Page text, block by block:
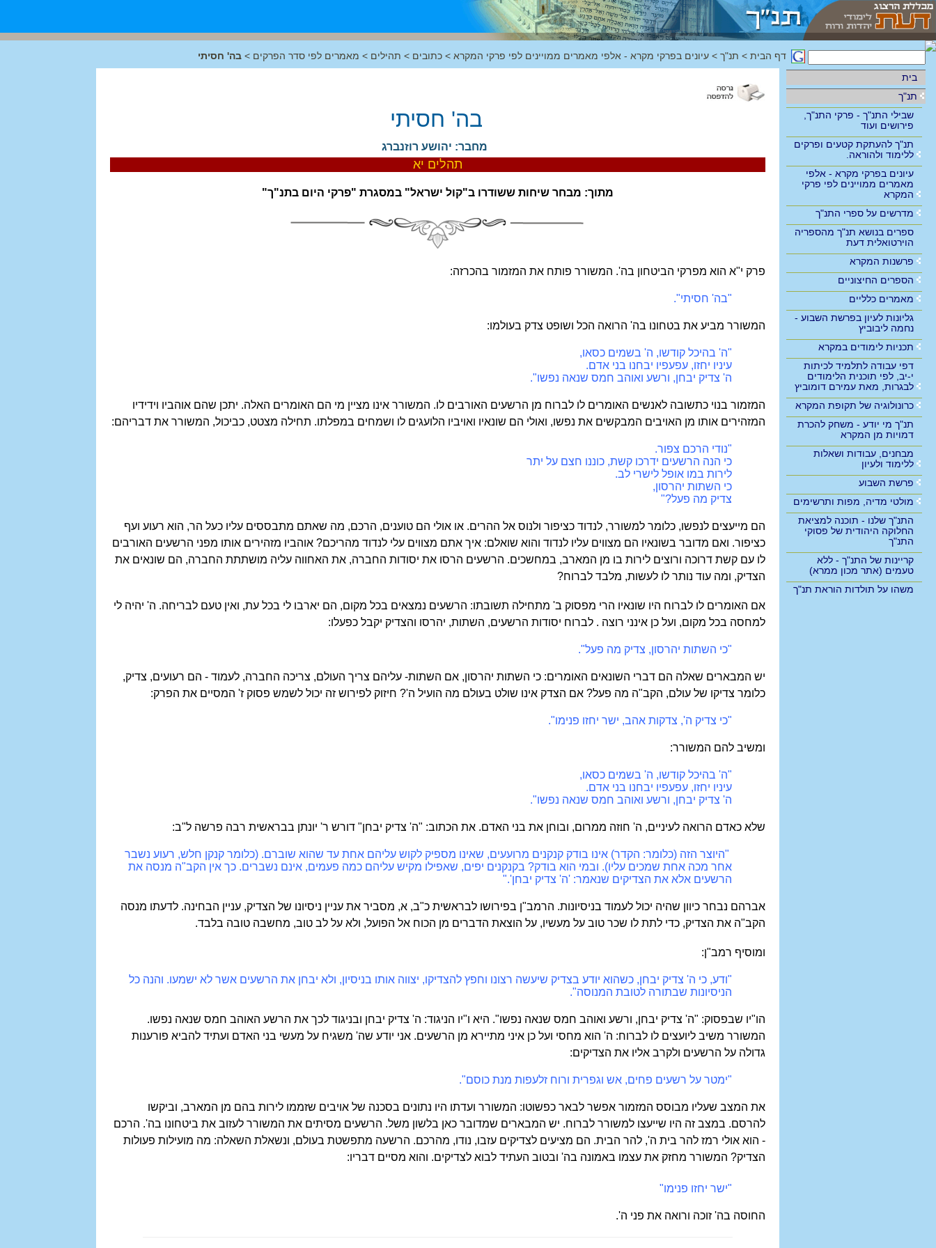
בית
תנ"ך
שבילי התנ"ך - פרקי התנ"ך,
פירושים ועוד
תנ"ך להעתקת קטעים ופרקים
ללימוד ולהוראה.
עיונים בפרקי מקרא - אלפי
מאמרים ממויינים לפי פרקי
המקרא
מדרשים על ספרי התנ"ך
ספרים בנושא תנ"ך מהספריה
הוירטואלית דעת
פרשנות המקרא
הספרים החיצוניים
מאמרים כלליים
גליונות לעיון בפרשת השבוע -
נחמה ליבוביץ
תכניות לימודים במקרא
דפי עבודה לתלמיד לכיתות
י-יב, לפי תוכנית הלימודים
לבגרות, מאת עמירם דומוביץ
כרונולוגיה של תקופת המקרא
תנ"ך מי יודע - משחק להכרת
דמויות מן המקרא
מבחנים, עבודות ושאלות
ללימוד ולעיון
פרשת השבוע
מולטי מדיה, מפות ותרשימים
התנ"ך שלנו - תוכנה למציאת
החלוקה היהודית של פסוקי
התנ"ך
קריינות של התנ"ך - ללא
טעמים (אתר מכון ממרא)
משהו על תולדות הוראת תנ"ך
דף הבית > תנ"ך > עיונים בפרקי מקרא - אלפי מאמרים ממויינים לפי פרקי המקרא > כתובים > תהילים > מאמרים לפי סדר הפרקים > בה' חסיתי
בה' חסיתי
מחבר: יהושע רוזנברג
תהלים יא
מתוך: מבחר שיחות ששודרו ב"קול ישראל" במסגרת "פרקי היום בתנ"ך"
פרק י"א הוא מפרקי הביטחון בה'. המשורר פותח את המזמור בהכרזה:
"בה' חסיתי".
המשורר מביע את בטחונו בה' הרואה הכל ושופט צדק בעולמו:
"ה' בהיכל קודשו, ה' בשמים כסאו,
עיניו יחזו, עפעפיו יבחנו בני אדם.
ה' צדיק יבחן, ורשע ואוהב חמס שנאה נפשו".
המזמור בנוי כתשובה לאנשים האומרים לו לברוח מן הרשעים האורבים לו. המשורר אינו מציין מי הם האומרים האלה. יתכן שהם אוהביו וידידיו
המזהירים אותו מן האויבים המבקשים את נפשו, ואולי הם שונאיו ואויביו הלועגים לו ושמחים במפלתו. תחילה מצטט, כביכול, המשורר את דבריהם:
"נודי הרכם צפור.
כי הנה הרשעים ידרכו קשת, כוננו חצם על יתר
לירות במו אופל לישרי לב.
כי השתות יהרסון,
צדיק מה פעל?"
הם מייעצים לנפשו, כלומר למשורר, לנדוד כציפור ולנוס אל ההרים. או אולי הם טוענים, הרכם, מה שאתם מתבססים עליו כעל הר, הוא רעוע ועף
כציפור. ואם מדובר בשונאיו הם מצווים עליו לנדוד והוא שואלם: איך אתם מצווים עלי לנדוד מהריכם? אוהביו מזהירים אותו מפני הרשעים האורבים
לו עם קשת דרוכה ורוצים לירות בו מן המארב, במחשכים. הרשעים הרסו את יסודות החברה, את האחווה עליה מושתתת החברה, הם שונאים את
הצדיק, ומה עוד נותר לו לעשות, מלבד לברוח?
אם האומרים לו לברוח היו שונאיו הרי מפסוק ב' מתחילה תשובתו: הרשעים נמצאים בכל מקום, הם יארבו לי בכל עת, ואין טעם לבריחה. ה' יהיה לי
למחסה בכל מקום, ועל כן אינני רוצה . לברוח יסודות הרשעים, השתות, יהרסו והצדיק יקבל כפעלו:
"כי השתות יהרסון, צדיק מה פעל".
יש המבארים שאלה הם דברי השונאים האומרים: כי השתות יהרסון, אם השתות- עליהם צריך העולם, צריכה החברה, לעמוד - הם רעועים, צדיק,
כלומר צדיקו של עולם, הקב"ה מה פעל? אם הצדק אינו שולט בעולם מה הועיל ה'? חיזוק לפירוש זה יכול לשמש פסוק ז' המסיים את הפרק:
"כי צדיק ה', צדקות אהב, ישר יחזו פנימו".
ומשיב להם המשורר:
"ה' בהיכל קודשו, ה' בשמים כסאו,
עיניו יחזו, עפעפיו יבחנו בני אדם.
ה' צדיק יבחן, ורשע ואוהב חמס שנאה נפשו".
שלא כאדם הרואה לעיניים, ה' חוזה ממרום, ובוחן את בני האדם. את הכתוב: "ה' צדיק יבחן" דורש ר' יונתן בבראשית רבה פרשה ל"ב:
"היוצר הזה (כלומר: הקדר) אינו בודק קנקנים מרועעים, שאינו מספיק לקוש עליהם אחת עד שהוא שוברם. (כלומר קנקן חלש, רעוע נשבר
אחר מכה אחת שמכים עליו). ובמי הוא בודק? בקנקנים יפים, שאפילו מקיש עליהם כמה פעמים, אינם נשברים. כך אין הקב"ה מנסה את
הרשעים אלא את הצדיקים שנאמר: 'ה' צדיק יבחן'."
אברהם נבחר כיוון שהיה יכול לעמוד בניסיונות. הרמב"ן בפירושו לבראשית כ"ב, א, מסביר את עניין ניסיונו של הצדיק, עניין הבחינה. לדעתו מנסה
הקב"ה את הצדיק, כדי לתת לו שכר טוב על מעשיו, על הוצאת הדברים מן הכוח אל הפועל, ולא על לב טוב, מחשבה טובה בלבד.
ומוסיף רמב"ן:
"ודע, כי ה' צדיק יבחן, כשהוא יודע בצדיק שיעשה רצונו וחפץ להצדיקו, יצווה אותו בניסיון, ולא יבחן את הרשעים אשר לא ישמעו. והנה כל
הניסיונות שבתורה לטובת המנוסה".
הו"יו שבפסוק: "ה' צדיק יבחן, ורשע ואוהב חמס שנאה נפשו". היא ו"יו הניגוד: ה' צדיק יבחן ובניגוד לכך את הרשע האוהב חמס שנאה נפשו.
המשורר משיב ליועצים לו לברוח: ה' הוא מחסי ועל כן איני מתיירא מן הרשעים. אני יודע שה' משגיח על מעשי בני האדם ועתיד להביא פורענות
גדולה על הרשעים ולקרב אליו את הצדיקים:
"ימטר על רשעים פחים, אש וגפרית ורוח זלעפות מנת כוסם".
את המצב שעליו מבוסס המזמור אפשר לבאר כפשוטו: המשורר ועדתו היו נתונים בסכנה של אויבים שזממו לירות בהם מן המארב, וביקשו
להרסם. במצב זה היו שייעצו למשורר לברוח. יש המבארים שמדובר כאן בלשון משל. הרשעים מסיתים את המשורר לעזוב את ביטחונו בה'. הרכם
- הוא אולי רמז להר בית ה', להר הבית. הם מציעים לצדיקים עזבו, נודו, מהרכם. הרשעה מתפשטת בעולם, ונשאלת השאלה: מה מועילות פעולות
הצדיק? המשורר מחזק את עצמו באמונה בה' ובטוב העתיד לבוא לצדיקים. והוא מסיים דבריו:
"ישר יחזו פנימו"
החוסה בה' זוכה ורואה את פני ה'.